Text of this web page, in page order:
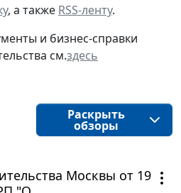
, а также RSS-ленту.
и бизнес-справки
см.здесь
Раскрыть
обзоры
Москвы от 19